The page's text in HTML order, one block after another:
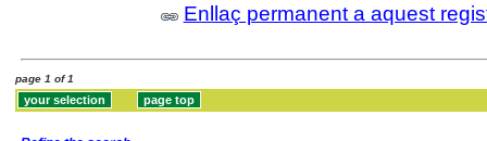
Enllaç permanent a aquest
page 1 of 1